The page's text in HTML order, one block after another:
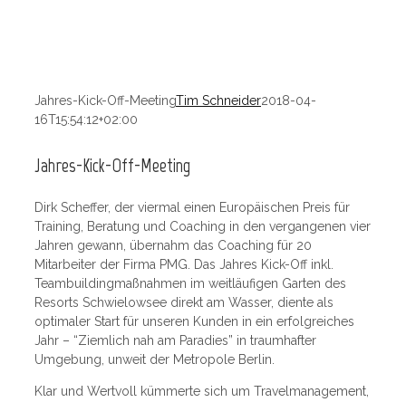
Jahres-Kick-Off-MeetingTim Schneider2018-04-
16T15:54:12+02:00
Jahres-Kick-Off-Meeting
Dirk Scheffer, der viermal einen Europäischen Preis für
Training, Beratung und Coaching in den vergangenen vier
Jahren gewann, übernahm das Coaching für 20
Mitarbeiter der Firma PMG. Das Jahres Kick-Off inkl.
Teambuildingmaßnahmen im weitläufigen Garten des
Resorts Schwielowsee direkt am Wasser, diente als
optimaler Start für unseren Kunden in ein erfolgreiches
Jahr – “Ziemlich nah am Paradies” in traumhafter
Umgebung, unweit der Metropole Berlin.
Klar und Wertvoll kümmerte sich um Travelmanagement,